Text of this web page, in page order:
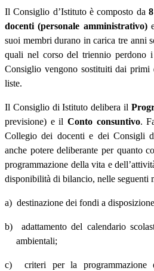
Il Consiglio d’Istituto è composto da
docenti (personale amministrativo)
suoi membri durano in carica tre anni
quali nel corso del triennio perdono
Consiglio vengono sostituiti dai primi
liste.
Il Consiglio di Istituto delibera il
previsione) e il Conto consuntivo.
Collegio dei docenti e dei Consigli
anche potere deliberante per quanto
programmazione della vita e
disponibilità di bilancio, nelle seguenti
a) destinazione dei fondi a
b)
adattamento del calendario
ambientali;
c)
criteri per la programmazione